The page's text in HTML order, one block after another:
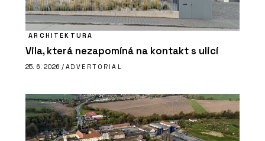
ARCHITEKTURA
Vila, která nezapomíná na kontakt s ulicí
25. 6. 2026 / ADVERTORIAL